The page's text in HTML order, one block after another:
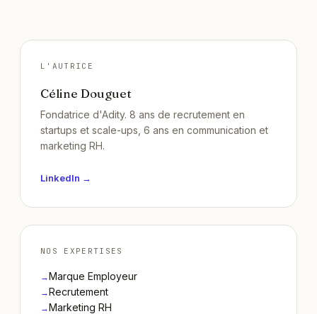
L'AUTRICE
Céline Douguet
Fondatrice d'Adity. 8 ans de recrutement en
startups et scale-ups, 6 ans en communication et
marketing RH.
LinkedIn →
NOS EXPERTISES
→Marque Employeur
→Recrutement
→Marketing RH